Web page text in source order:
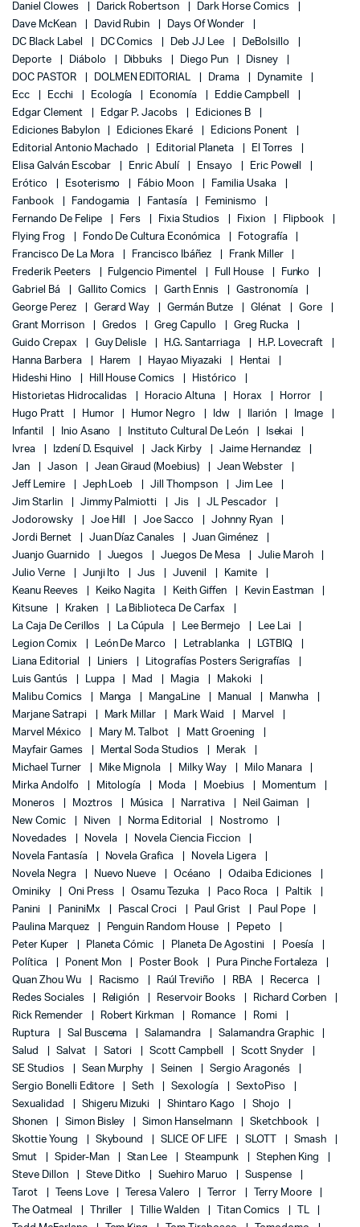
Daniel Clowes
Darick Robertson
Dark Horse Comics
Dave McKean
David Rubin
Days Of Wonder
DC Black Label
DC Comics Deb JJ Lee
DeBolsillo
Deporte
Diábolo Dibbuks Diego Pun
Disney
DOC PASTOR
DOLMEN EDITORIAL Drama
Dynamite
Ecc
Ecchi Ecología Economía
Eddie Campbell
Edgar Clement
Edgar P. Jacobs
Ediciones B
Ediciones Babylon
Ediciones Ekaré
Edicions Ponent
Editorial Antonio Machado
Editorial Planeta
El Torres
Elisa Galván Escobar
Enric Abulí Ensayo
Eric Powell
Erótico
Esoterismo Fábio Moon
Familia Usaka
Fanbook
Fandogamia Fantasía
Feminismo
Fernando De Felipe
Fers Fixia Studios Fixion
Flipbook
Flying Frog
Fondo De Cultura Económica
Fotografía
Francisco De La Mora
Francisco Ibáñez
Frank Miller
Frederik Peeters
Fulgencio Pimentel Full House
Funko
Gabriel Bá
Gallito Comics Garth Ennis
Gastronomía
George Perez
Gerard Way Germán Butze Glénat
Gore
Grant Morrison
Gredos Greg Capullo
Greg Rucka
Guido Crepax
Guy Delisle H.G. Santarriaga
H.P. Lovecraft
Hanna Barbera
Harem Hayao Miyazaki
Hentai
Hideshi Hino
Hill House Comics
Histórico
Historietas Hidrocalidas
Horacio Altuna Horax
Horror
Hugo Pratt
Humor Humor Negro Idw Ilarión
Image
Infantil
Inio Asano Instituto Cultural De León
Isekai
Ivrea
Izdení D. Esquivel Jack Kirby
Jaime Hernandez
Jan
Jason Jean Giraud (Moebius)
Jean Webster
Jeff Lemire
Jeph Loeb Jill Thompson
Jim Lee
Jim Starlin
Jimmy Palmiotti Jis
JL Pescador
Jodorowsky
Joe Hill Joe Sacco
Johnny Ryan
Jordi Bernet
Juan Díaz Canales
Juan Giménez
Juanjo Guarnido
Juegos Juegos De Mesa
Julie Maroh
Julio Verne
Junji Ito Jus Juvenil
Kamite
Keanu Reeves
Keiko Nagita Keith Giffen
Kevin Eastman
Kitsune
Kraken
La Biblioteca De Carfax
La Caja De Cerillos
La Cúpula Lee Bermejo
Lee Lai
Legion Comix
León De Marco Letrablanka
LGTBIQ
Liana Editorial
Liniers
Litografías Posters Serigrafías
Luis Gantús
Luppa Mad Magia
Makoki
Malibu Comics
Manga MangaLine Manual
Manwha
Marjane Satrapi
Mark Millar Mark Waid
Marvel
Marvel México
Mary M. Talbot
Matt Groening
Mayfair Games
Mental Soda Studios
Merak
Michael Turner
Mike Mignola Milky Way
Milo Manara
Mirka Andolfo
Mitología Moda Moebius
Momentum
Moneros
Moztros Música Narrativa
Neil Gaiman
New Comic
Niven Norma Editorial
Nostromo
Novedades
Novela
Novela Ciencia Ficcion
Novela Fantasía
Novela Grafica
Novela Ligera
Novela Negra
Nuevo Nueve Océano
Odaiba Ediciones
Ominiky
Oni Press Osamu Tezuka Paco Roca
Paltik
Panini
PaniniMx Pascal Croci Paul Grist
Paul Pope
Paulina Marquez
Penguin Random House
Pepeto
Peter Kuper
Planeta Cómic Planeta De Agostini
Poesía
Política
Ponent Mon Poster Book
Pura Pinche Fortaleza
Quan Zhou Wu
Racismo Raúl Treviño RBA
Recerca
Redes Sociales
Religión Reservoir Books
Richard Corben
Rick Remender
Robert Kirkman Romance
Romi
Ruptura
Sal Buscema Salamandra
Salamandra Graphic
Salud
Salvat Satori Scott Campbell
Scott Snyder
SE Studios
Sean Murphy Seinen
Sergio Aragonés
Sergio Bonelli Editore
Seth Sexología
SextoPiso
Sexualidad
Shigeru Mizuki Shintaro Kago
Shojo
Shonen
Simon Bisley Simon Hanselmann
Sketchbook
Skottie Young
Skybound SLICE OF LIFE SLOTT
Smash
Smut
Spider-Man Stan Lee Steampunk
Stephen King
Steve Dillon
Steve Ditko Suehiro Maruo
Suspense
Tarot
Teens Love Teresa Valero Terror
Terry Moore
The Oatmeal
Thriller Tillie Walden Titan Comics